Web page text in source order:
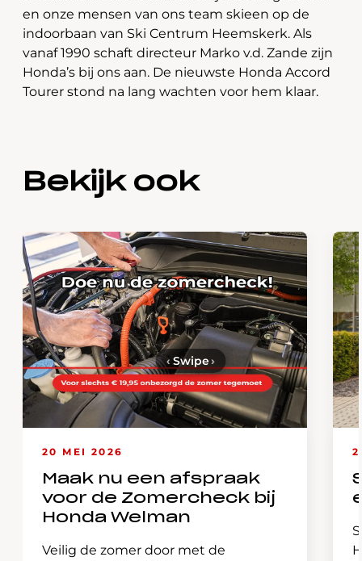
en onze mensen van ons team skieen op de
indoorbaan van Ski Centrum Heemskerk. Als
vanaf 1990 schaft directeur Marko v.d. Zande zijn
Honda’s bij ons aan. De nieuwste Honda Accord
Tourer stond na lang wachten voor hem klaar.
Bekijk ook
20 MEI 2026
Maak nu een afspraak
voor de Zomercheck bij
Honda Welman
Veilig de zomer door met de
‹ Swipe›